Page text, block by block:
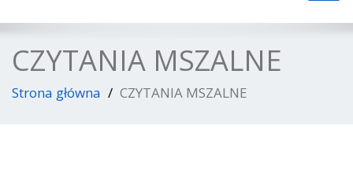
CZYTANIA MSZALNE
Strona główna CZYTANIA MSZALNE